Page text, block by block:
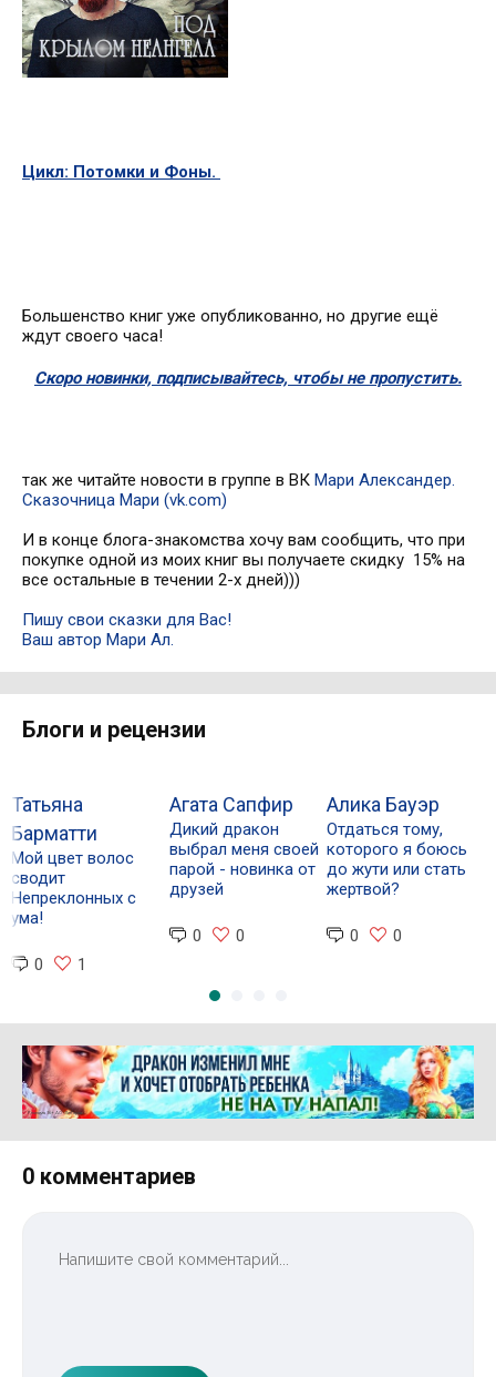
Цикл: Потомки и Фоны.
Большенство книг уже опубликованно, но другие ещё
ждут своего часа!
Скоро новинки, подписывайтесь, чтобы не пропустить.
так же читайте новости в группе в ВК Мари Александер.
Сказочница Мари (vk.com)
И в конце блога-знакомства хочу вам сообщить, что при
покупке одной из моих книг вы получаете скидку 15% на
все остальные в течении 2-х дней)))
Пишу свои сказки для Вас!
Ваш автор Мари Ал.
Блоги и рецензии
Татьяна
Барматти
Мой цвет волос
сводит
Непреклонных с
ума!
0 1
Агата Сапфир
Дикий дракон
выбрал меня своей
парой - новинка от
друзей
0 0
Алика Бауэр
Отдаться тому,
которого я боюсь
до жути или стать
жертвой?
0 0
Реклама 16+ АО «ЛитГород»
0 комментариев